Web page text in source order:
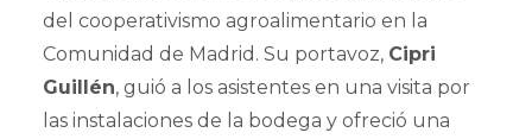
del cooperativismo agroalimentario en la
Comunidad de Madrid. Su portavoz, Cipri
Guillén, guió a los asistentes en una visita por
las instalaciones de la bodega y ofreció una